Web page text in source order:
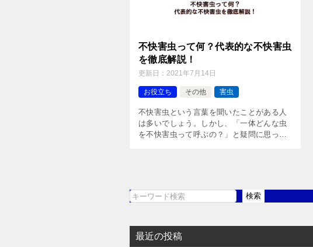
不快害虫って何？代表的な不快害虫
を徹底解説！
更新日： 2021年7月14日
お役立ち その他 害虫
不快害虫という言葉を聞いたことがある人
は多いでしょう。しかし、「一体どんな虫
を不快害虫って呼ぶの？」と疑問に思って
検
検索
最近の投稿